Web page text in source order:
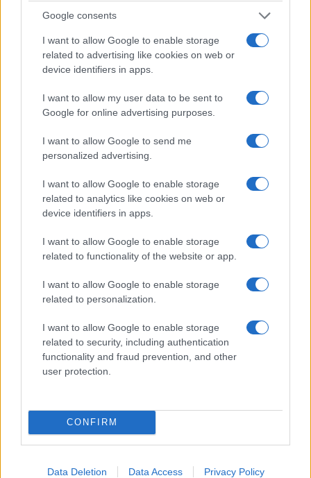
Google consents
I want to allow Google to enable storage
related to advertising like cookies on web or
device identifiers in apps.
I want to allow my user data to be sent to
Google for online advertising purposes.
I want to allow Google to send me
personalized advertising.
I want to allow Google to enable storage
related to analytics like cookies on web or
device identifiers in apps.
I want to allow Google to enable storage
related to functionality of the website or app.
I want to allow Google to enable storage
related to personalization.
I want to allow Google to enable storage
related to security, including authentication
functionality and fraud prevention, and other
user protection.
CONFIRM
Data Deletion Data Access Privacy Policy
Στον Ιωσήφ (Μέρος Δ’)
21/07/2026 - 10:40πμ
Κύπρος 1974-2026: Από την εισβολή στην
παγίωση των τετελεσμένων – Και τώρα;